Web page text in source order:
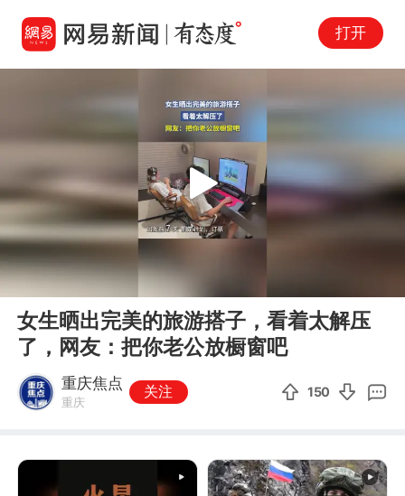
打开
00:00
Play
女生晒出完美的旅游搭子，看着太解压
了，网友：把你老公放橱窗吧
重庆焦点
重庆
关注 150